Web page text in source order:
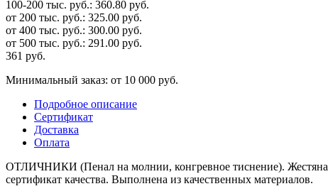
100-200 тыс. руб.: 360.80 руб.
от 200 тыс. руб.: 325.00 руб.
от 400 тыс. руб.: 300.00 руб.
от 500 тыс. руб.: 291.00 руб.
361 руб.
Минимальный заказ: от 10 000 руб.
Подробное описание
Сертификат
Доставка
Оплата
ОТЛИЧНИКИ (Пенал на молнии, конгревное тиснение). Жестяная
сертификат качества. Выполнена из качественных материалов.